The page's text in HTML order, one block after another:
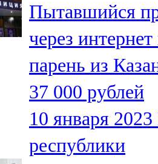
106,2 FM
Минзәлә
107,3 FM
Мөслим
100,0 FM
Нурлат
Пытавшийся
через
парень из
37 000 рублей
10 января 2023
республики